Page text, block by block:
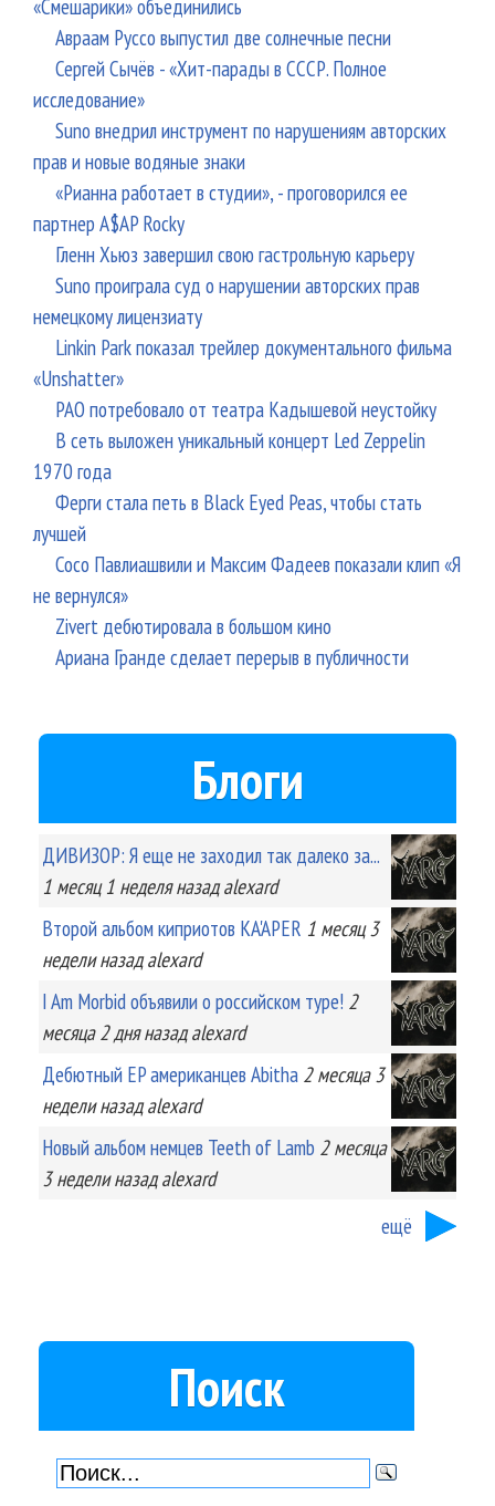
«Смешарики» объединились
Авраам Руссо выпустил две солнечные песни
Сергей Сычёв - «Хит-парады в СССР. Полное
исследование»
Suno внедрил инструмент по нарушениям авторских
прав и новые водяные знаки
«Рианна работает в студии», - проговорился ее
партнер A$AP Rocky
Гленн Хьюз завершил свою гастрольную карьеру
Suno проиграла суд о нарушении авторских прав
немецкому лицензиату
Linkin Park показал трейлер документального фильма
«Unshatter»
РАО потребовало от театра Кадышевой неустойку
В сеть выложен уникальный концерт Led Zeppelin
1970 года
Ферги стала петь в Black Eyed Peas, чтобы стать
лучшей
Сосо Павлиашвили и Максим Фадеев показали клип «Я
не вернулся»
Zivert дебютировала в большом кино
Ариана Гранде сделает перерыв в публичности
Блоги
ДИВИЗОР: Я еще не заходил так далеко за...
1 месяц 1 неделяназад alexard
Второй альбом киприотов KA'APER 1 месяц 3
неделиназад alexard
I Am Morbid объявили о российском туре! 2
месяца 2 дняназад alexard
Дебютный EP американцев Abitha 2 месяца 3
неделиназад alexard
Новый альбом немцев Teeth of Lamb 2 месяца
3 неделиназад alexard
ещё
Поиск